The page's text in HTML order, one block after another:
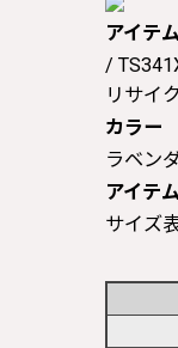
アイテ
/
リサイ
カラー
ラベン
アイテ
サイズ